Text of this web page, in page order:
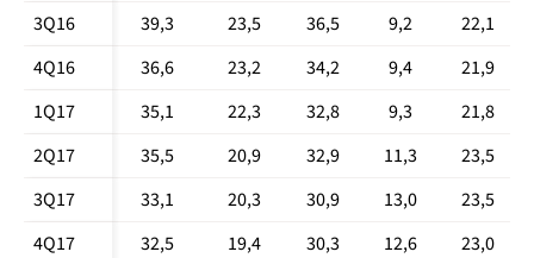
3Q16
39,3 23,5 36,5 9,2
22,1
4Q16
36,6 23,2 34,2 9,4
21,9
1Q17
35,1 22,3 32,8 9,3
21,8
2Q17
35,5 20,9 32,9 11,3
23,5
3Q17
33,1 20,3 30,9 13,0
23,5
4Q17
32,5 19,4 30,3 12,6
23,0